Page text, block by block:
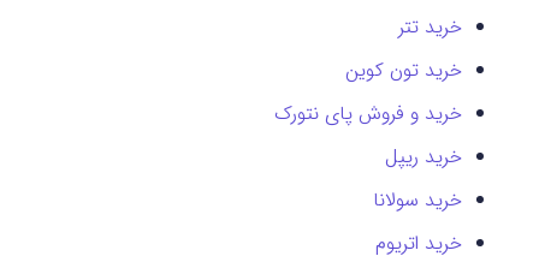
خرید تتر
خرید تون کوین
خرید و فروش پای نتورک
خرید ریپل
خرید سولانا
خرید اتریوم